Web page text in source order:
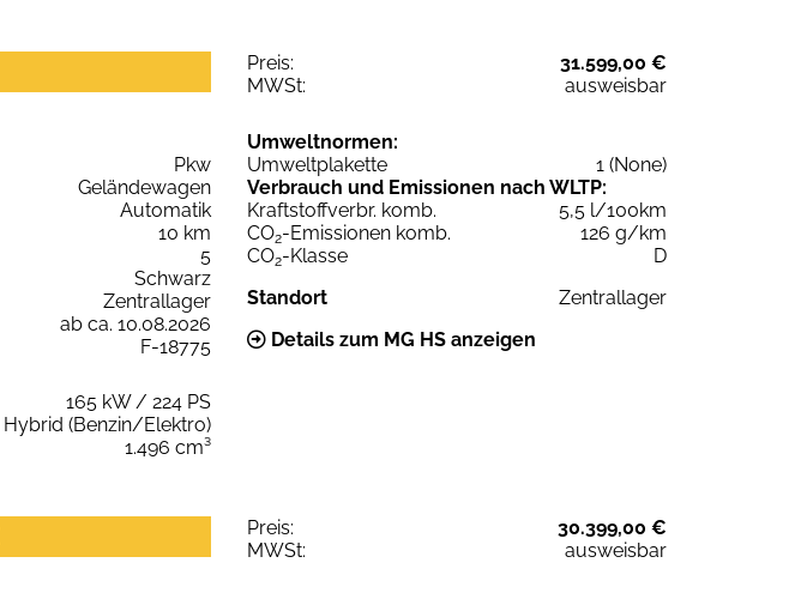
Preis:
31.599,00 €
MWSt:
ausweisbar
Pkw
Geländewagen
Automatik
10 km
5
Schwarz
Zentrallager
ab ca. 10.08.2026
F-18775
165 kW / 224 PS
Hybrid (Benzin/Elektro)
1.496 cm³
Umweltnormen:
Umweltplakette
1 (None)
Verbrauch und Emissionen nach WLTP:
Kraftstoffverbr. komb.
5,5 l/100km
CO2-Emissionen komb.
126 g/km
CO2-Klasse
D
Standort
Zentrallager
Details zum MG HS anzeigen
Preis:
30.399,00 €
MWSt:
ausweisbar